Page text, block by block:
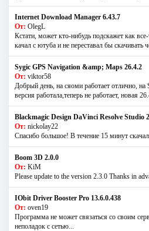
Internet Download Manager 6.43.7
От: OlegL
Кстати, может кто-нибудь подскажет как
качал с ютуба и не переставал бы скачивать
Sygic GPS Navigation &amp; Maps 26.4.2
От: viktor58
Добрый день, на сяоми работает отлично,
версия работала,теперь не работает, новая
Blackmagic Design DaVinci Resolve Studio
От: nickolay22
Спасибо большое! В течение 15 минут
Boom 3D 2.0.0
От: KiM
Please update to the version 2.3.0 Thanks in
IObit Driver Booster Pro 13.6.0.438
От: oven19
Программа не может связаться со своим
неполадок с сетью...